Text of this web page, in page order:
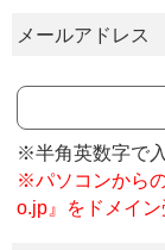
メールアドレス
※半角英数字で
※パソコンから
o.jp』をドメイン